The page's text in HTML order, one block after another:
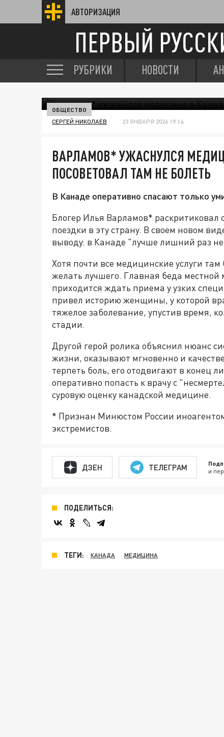
АВТОРИЗАЦИЯ
ПЕРВЫЙ
РУБРИКИ НОВОСТИ
ОБЩЕСТВО
СЕРГЕЙ НИКОЛАЕВ 23 ЯНВАРЯ 2026 19:14
ВАРЛАМОВ* УЖАСНУЛСЯ
ПОСОВЕТОВАЛ ТАМ НЕ БОЛЕТЬ
В Канаде оперативно спасают только
Блогер Илья Варламов* раскритиковал
поездки в эту страну. В своем новом
выводу: в Канаде "лучше лишний раз не
Хотя почти все медицинские услуги
желать лучшего. Главная беда
приходится ждать приема у узких
привел историю женщины, у которой
тяжелое заболевание, упустив время,
стадии.
Другой герой ролика объяснил нюанс
жизни, оказывают мгновенно и
терпеть боль, его отодвигают в конец
оперативно попасть к врачу с
суровую оценку канадской медицине.
* Признан Минюстом России
экстремистов.
ДЗЕН ТЕЛЕГРАМ и
ПОДЕЛИТЬСЯ:
ТЕГИ: КАНАДА МЕДИЦИНА